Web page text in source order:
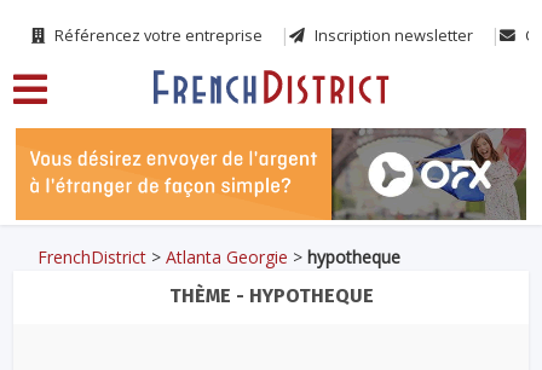
Référencez votre entreprise Inscription newsletter
FrenchDistrict >Atlanta Georgie >hypotheque
THÈME - HYPOTHEQUE